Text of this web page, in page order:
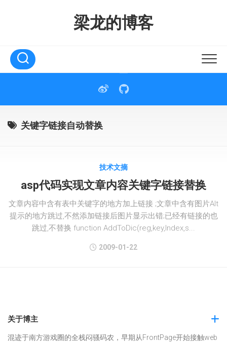
梁龙的博客
关键字链接自动替换
技术文摘
asp代码实现文章内容关键字链接替换
文章内容中含有表中关键字的地方加上链接 ;文章中含有图片Alt
提示的地方跳过,不然添加链接后图片显示出错;已经有链接的也
跳过,不替换 function AddToDic(reg,key,Index,s...
2009-01-22
关于博主
混迹于南方游戏圈的全栈闷骚码农，早期从FrontPage开始接触web